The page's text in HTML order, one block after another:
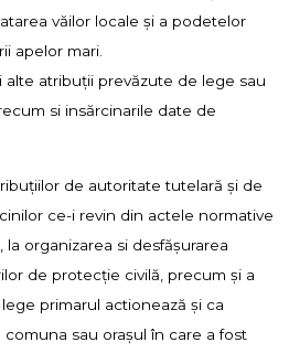
văilor locale şi a podetelor
apelor mari.
alte atribuţii prevăzute de lege sau
si insărcinarile date de
de autoritate tutelară şi de
ce-i revin din actele normative
organizarea si desfăşurarea
de protecţie civilă, precum şi a
primarul actionează şi ca
sau oraşul în care a fost